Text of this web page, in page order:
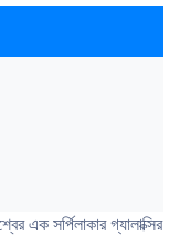
এক সর্পিলাকার গ্যালাক্সির